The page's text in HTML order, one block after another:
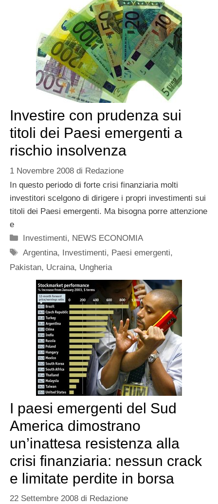
Investire con prudenza sui
titoli dei Paesi emergenti a
rischio insolvenza
1 Novembre 2008 di Redazione
In questo periodo di forte crisi finanziaria molti
investitori scelgono di dirigere i propri investimenti sui
titoli dei Paesi emergenti. Ma bisogna porre attenzione
e
Categorie
Investimenti, NEWS ECONOMIA
Tag
Argentina, Investimenti, Paesi emergenti,
Pakistan, Ucraina, Ungheria
I paesi emergenti del Sud
America dimostrano
un’inattesa resistenza alla
crisi finanziaria: nessun crack
e limitate perdite in borsa
22 Settembre 2008 di Redazione